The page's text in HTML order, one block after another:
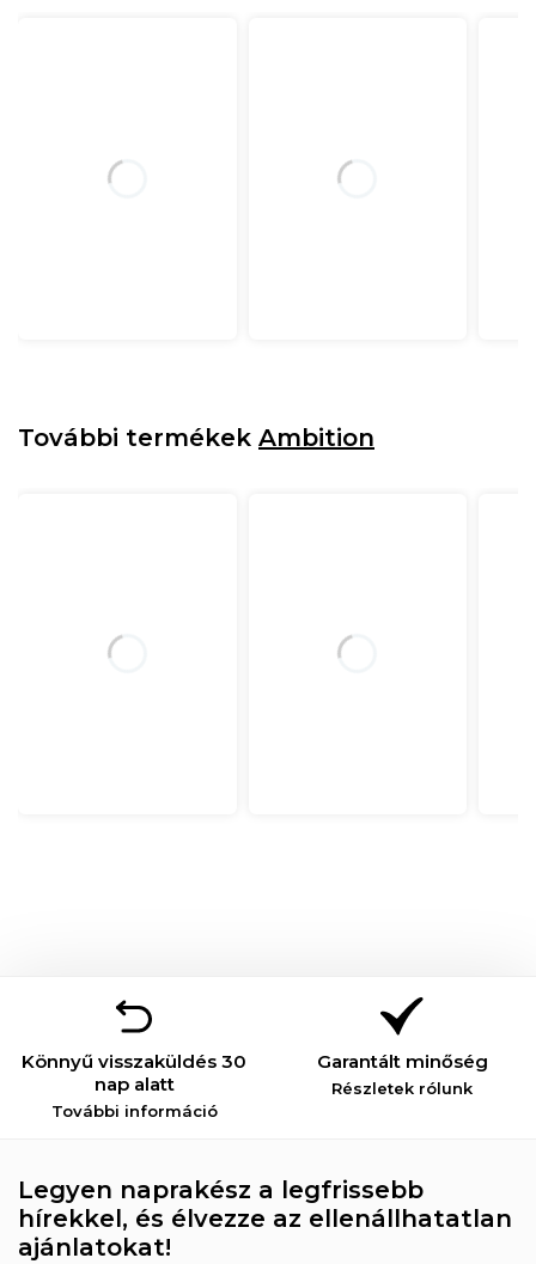
További termékek Ambition
Könnyű visszaküldés 30
nap alatt
További információ
Garantált minőség
Részletek rólunk
Legyen naprakész a legfrissebb
hírekkel, és élvezze az ellenállhatatlan
ajánlatokat!